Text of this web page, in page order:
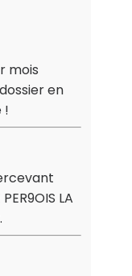
mois
en
!
LA